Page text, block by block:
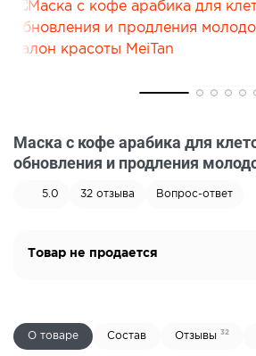
Маска с кофе арабика для
обновления и продления
5.0 32 отзыва Вопрос-ответ
Товар не продается
О товаре Состав Отзывы 32